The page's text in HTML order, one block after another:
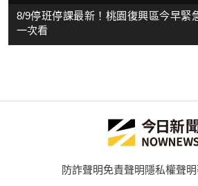
8/9停班停課最新！桃園復興區今早
一次看
防詐聲明免責聲明隱私權聲明